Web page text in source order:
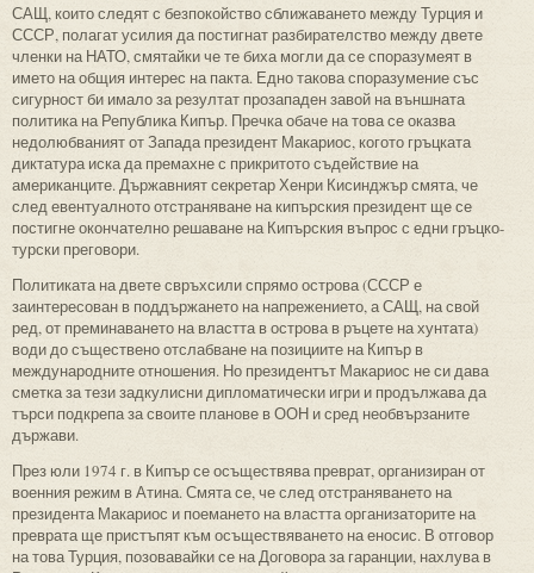
САЩ, които следят с безпокойство сближаването между Турция и
СССР, полагат усилия да постигнат разбирателство между двете
членки на НАТО, смятайки че те биха могли да се споразумеят в
името на общия интерес на пакта. Едно такова споразумение със
сигурност би имало за резултат прозападен завой на външната
политика на Република Кипър. Пречка обаче на това се оказва
недолюбваният от Запада президент Макариос, когото гръцката
диктатура иска да премахне с прикритото съдействие на
американците. Държавният секретар Хенри Кисинджър смята, че
след евентуалното отстраняване на кипърския президент ще се
постигне окончателно решаване на Кипърския въпрос с едни гръцко-
турски преговори.
Политиката на двете свръхсили спрямо острова (СССР е
заинтересован в поддържането на напрежението, а САЩ, на свой
ред, от преминаването на властта в острова в ръцете на хунтата)
води до съществено отслабване на позициите на Кипър в
международните отношения. Но президентът Макариос не си дава
сметка за тези задкулисни дипломатически игри и продължава да
търси подкрепа за своите планове в ООН и сред необвързаните
държави.
През юли 1974 г. в Кипър се осъществява преврат, организиран от
военния режим в Атина. Смята се, че след отстраняването на
президента Макариос и поемането на властта организаторите на
преврата ще пристъпят към осъществяването на еносис. В отговор
на това Турция, позовавайки се на Договора за гаранции, нахлува в